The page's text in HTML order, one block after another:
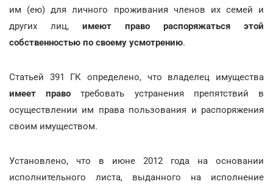
им (ею) для личного проживания членов их семей и
других лиц, имеют право распоряжаться этой
собственностью по своему усмотрению.
Статьей 391 ГК определено, что владелец имущества
имеет правотребовать устранения препятствий в
осуществлении им права пользования и распоряжения
своим имуществом.
Установлено, что в июне 2012 года на основании
исполнительного листа, выданного на исполнение